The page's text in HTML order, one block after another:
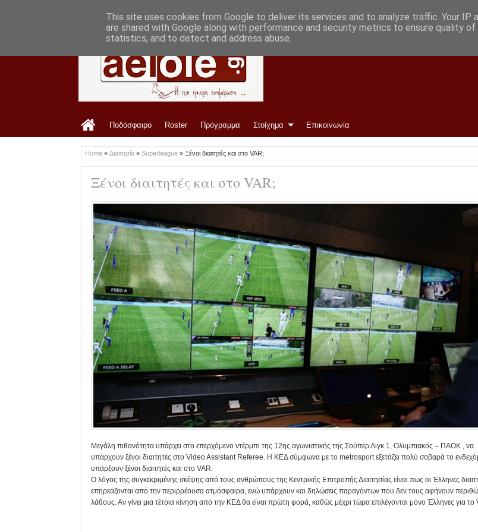
Ποδόσφαιρο Roster Πρόγραμμα Στοίχημα Επικοινωνία
Home » Διαιτησία » Superleague » Ξένοι διαιτητές και στο VAR;
Ξένοι διαιτητές και στο VAR;
Μεγάλη πιθανότητα υπάρχει στο επερχόμενο ντέρμπι της 12ης αγωνιστικής της Σούπερ Λιγκ 1, Ολυμπιακός – ΠΑΟΚ , να
υπάρχουν ξένοι διαιτητές στο Video Assistant Referee. Η ΚΕΔ σύμφωνα με το metrosport εξετάζει πολύ σοβαρά το
υπάρξουν ξένοι διαιτητές και στο VAR.
Ο λόγος της συγκεκριμένης σκέψης από τους ανθρώπους της Κεντρικής Επιτροπής Διαιτησίας είναι πως οι Έλληνες
επηρεάζονται από την περιρρέουσα ατμόσφαιρα, ενώ υπάρχουν και δηλώσεις παραγόντων που δεν τους αφήνουν
λάθους. Αν γίνει μια τέτοια κίνηση από την ΚΕΔ θα είναι πρώτη φορά, καθώς μέχρι τώρα επιλέγονται μόνο Έλληνες για το
This site uses cookies from Google to deliver its services and to analyze traffic. Your IP
are shared with Google along with performance and security metrics to ensure quality of
statistics, and to detect and address abuse.